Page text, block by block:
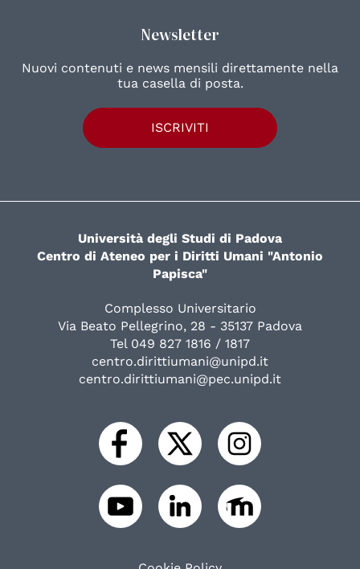
Newsletter
Nuovi contenuti e news mensili direttamente nella
tua casella di posta.
ISCRIVITI
Università degli Studi di Padova
Centro di Ateneo per i Diritti Umani "Antonio
Papisca"
Complesso Universitario
Via Beato Pellegrino, 28 - 35137 Padova
Tel 049 827 1816 / 1817
centro.dirittiumani@unipd.it
centro.dirittiumani@pec.unipd.it